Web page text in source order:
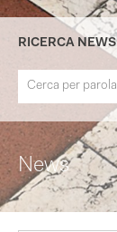
RICERCA NEWS
News